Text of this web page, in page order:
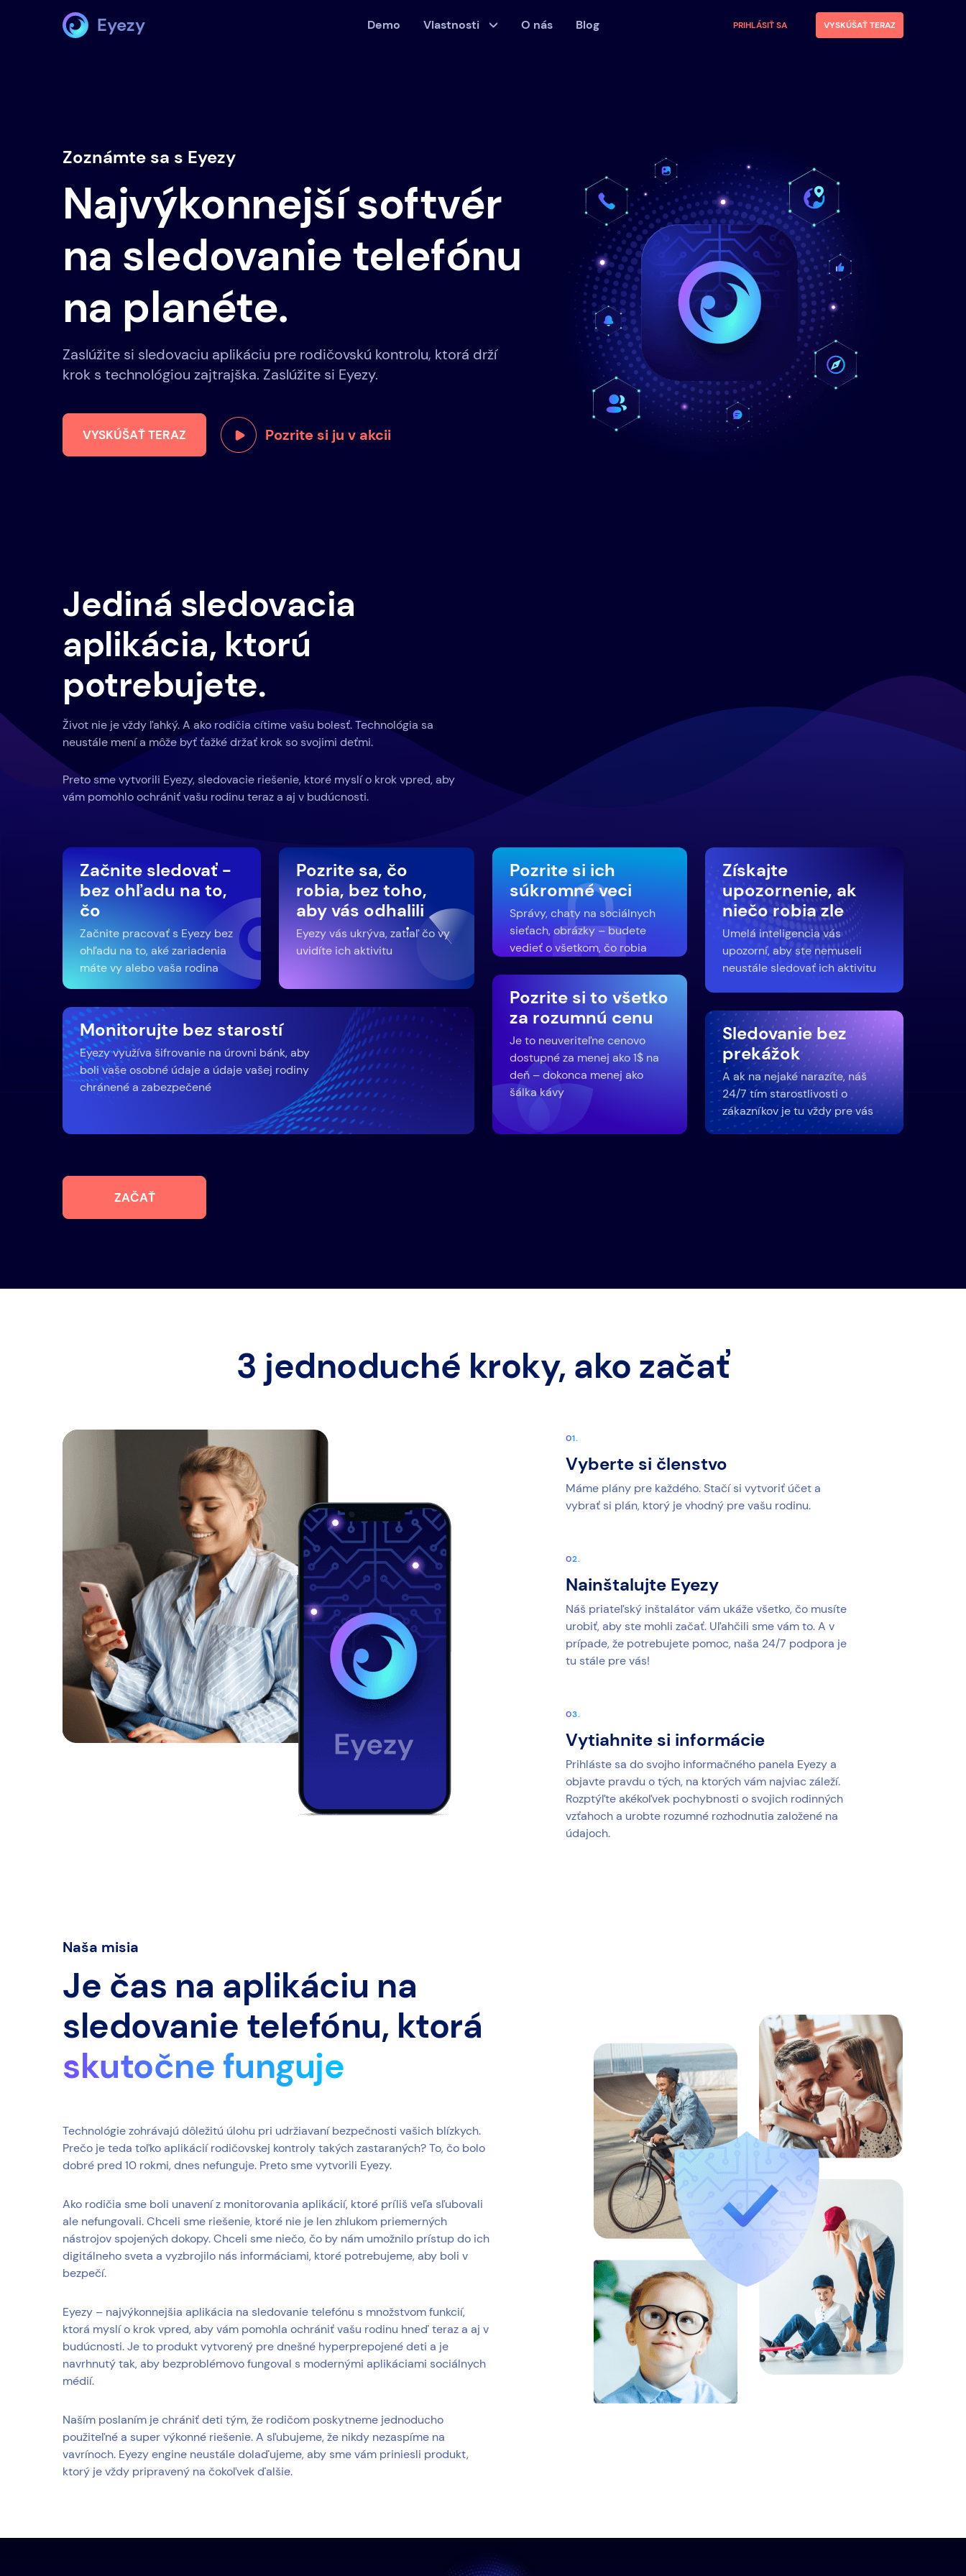
Eyezy Demo Vlastnosti O nás Blog PRIHLÁSIŤ SA VYSKÚŠAŤ TERAZ
Zoznámte sa s Eyezy
Najvýkonnejší softvér
na sledovanie telefónu
na planéte.
Zaslúžite si sledovaciu aplikáciu pre rodičovskú kontrolu, ktorá drží
krok s technológiou zajtrajška. Zaslúžite si Eyezy.
VYSKÚŠAŤ TERAZ Pozrite si ju v akcii
Jediná sledovacia
aplikácia, ktorú
potrebujete.
Život nie je vždy ľahký. A ako rodičia cítime vašu bolesť. Technológia sa
neustále mení a môže byť ťažké držať krok so svojimi deťmi.
Preto sme vytvorili Eyezy, sledovacie riešenie, ktoré myslí o krok vpred, aby
vám pomohlo ochrániť vašu rodinu teraz a aj v budúcnosti.
Začnite sledovať -
bez ohľadu na to,
čo
Začnite pracovať s Eyezy bez
ohľadu na to, aké zariadenia
máte vy alebo vaša rodina
Pozrite sa, čo
robia, bez toho,
aby vás odhalili
Eyezy vás ukrýva, zatiaľ čo vy
uvidíte ich aktivitu
Monitorujte bez starostí
Eyezy využíva šifrovanie na úrovni bánk, aby
boli vaše osobné údaje a údaje vašej rodiny
chránené a zabezpečené
Pozrite si ich
súkromné ​​veci
Správy, chaty na sociálnych
sieťach, obrázky – budete
vedieť o všetkom, čo robia
Pozrite si to všetko
za rozumnú cenu
Je to neuveriteľne cenovo
dostupné za menej ako 1$ na
deň – dokonca menej ako
šálka kávy
Získajte
upozornenie, ak
niečo robia zle
Umelá inteligencia vás
upozorní, aby ste nemuseli
neustále sledovať ich aktivitu
Sledovanie bez
prekážok
A ak na nejaké narazíte, náš
24/7 tím starostlivosti o
zákazníkov je tu vždy pre vás
ZAČAŤ
3 jednoduché kroky, ako začať
Vyberte si členstvo
Máme plány pre každého. Stačí si vytvoriť účet a
vybrať si plán, ktorý je vhodný pre vašu rodinu.
Nainštalujte Eyezy
Náš priateľský inštalátor vám ukáže všetko, čo musíte
urobiť, aby ste mohli začať. Uľahčili sme vám to. A v
prípade, že potrebujete pomoc, naša 24/7 podpora je
tu stále pre vás!
Vytiahnite si informácie
Prihláste sa do svojho informačného panela Eyezy a
objavte pravdu o tých, na ktorých vám najviac záleží.
Rozptýľte akékoľvek pochybnosti o svojich rodinných
vzťahoch a urobte rozumné rozhodnutia založené na
údajoch.
Naša misia
Je čas na aplikáciu na
sledovanie telefónu, ktorá
skutočne funguje
Technológie zohrávajú dôležitú úlohu pri udržiavaní bezpečnosti vašich blízkych.
Prečo je teda toľko aplikácií rodičovskej kontroly takých zastaraných? To, čo bolo
dobré pred 10 rokmi, dnes nefunguje. Preto sme vytvorili Eyezy.
Ako rodičia sme boli unavení z monitorovania aplikácií, ktoré príliš veľa sľubovali
ale nefungovali. Chceli sme riešenie, ktoré nie je len zhlukom priemerných
nástrojov spojených dokopy. Chceli sme niečo, čo by nám umožnilo prístup do ich
digitálneho sveta a vyzbrojilo nás informáciami, ktoré potrebujeme, aby boli v
bezpečí.
Eyezy – najvýkonnejšia aplikácia na sledovanie telefónu s množstvom funkcií,
ktorá myslí o krok vpred, aby vám pomohla ochrániť vašu rodinu hneď teraz a aj v
budúcnosti. Je to produkt vytvorený pre dnešné hyperprepojené deti a je
navrhnutý tak, aby bezproblémovo fungoval s modernými aplikáciami sociálnych
médií.
Naším poslaním je chrániť deti tým, že rodičom poskytneme jednoducho
použiteľné a super výkonné riešenie. A sľubujeme, že nikdy nezaspíme na
vavrínoch. Eyezy engine neustále dolaďujeme, aby sme vám priniesli produkt,
ktorý je vždy pripravený na čokoľvek ďalšie.